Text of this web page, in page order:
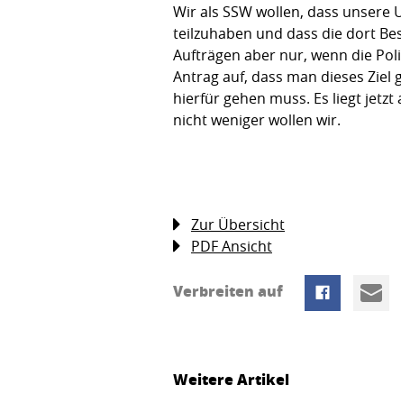
Wir als SSW wollen, dass
teilzuhaben und dass die dort
Aufträgen aber nur, wenn die
Antrag auf, dass man dieses
hierfür gehen muss. Es liegt
nicht weniger wollen wir.
Zur Übersicht
PDF Ansicht
Verbreiten auf
Weitere Artikel